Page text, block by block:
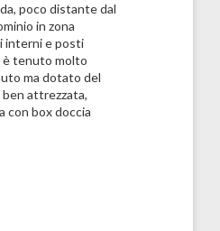
poco distante dal
in zona
interni e posti
è tenuto molto
ma dotato del
attrezzata,
con box doccia